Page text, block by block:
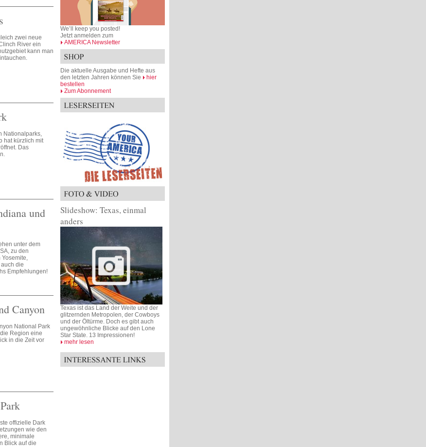
zwei neue
River ein
kann man
Nationalparks,
hat kürzlich mit
Das
und
unter dem
zu den
die
Empfehlungen!
Canyon
National Park
Region eine
in die Zeit vor
offizielle Dark
wie den
minimale
Blick auf die
We’ll keep you posted!
Jetzt anmelden zum
AMERICA Newsletter
Die aktuelle Ausgabe und Hefte aus
den letzten Jahren können Sie
hier
bestellen
Zum Abonnement
Slideshow: Texas, einmal
anders
Texas ist das Land der Weite und der
glitzernden Metropolen, der Cowboys
und der Öltürme. Doch es gibt auch
ungewöhnliche Blicke auf den Lone
Star State. 13 Impressionen!
mehr lesen